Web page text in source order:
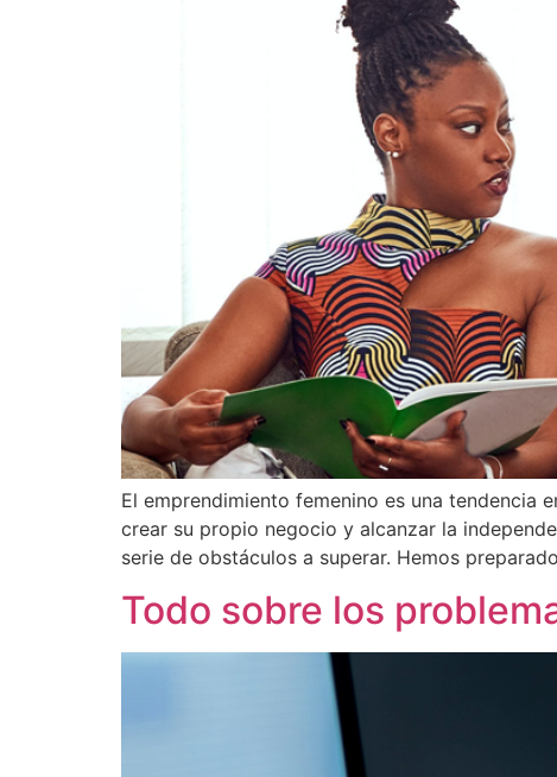
El emprendimiento femenino es una tendencia
crear su propio negocio y alcanzar la
serie de obstáculos a superar. Hemos
Todo sobre los